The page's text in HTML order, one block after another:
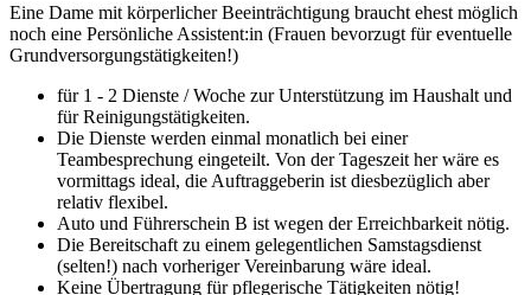
Eine Dame mit körperlicher Beeinträchtigung braucht ehest möglich
noch eine Persönliche Assistent:in (Frauen bevorzugt für eventuelle
Grundversorgungstätigkeiten!)
für 1 - 2 Dienste / Woche zur Unterstützung im Haushalt und
für Reinigungstätigkeiten.
Die Dienste werden einmal monatlich bei einer
Teambesprechung eingeteilt. Von der Tageszeit her wäre es
vormittags ideal, die Auftraggeberin ist diesbezüglich aber
relativ flexibel.
Auto und Führerschein B ist wegen der Erreichbarkeit nötig.
Die Bereitschaft zu einem gelegentlichen Samstagsdienst
(selten!) nach vorheriger Vereinbarung wäre ideal.
Keine Übertragung für pflegerische Tätigkeiten nötig!